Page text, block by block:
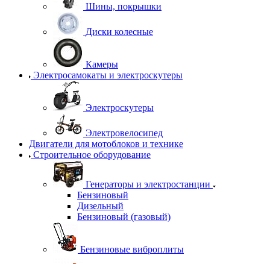
Шины, покрышки
Диски колесные
Камеры
Электросамокаты и электроскутеры
Электроскутеры
Электровелосипед
Двигатели для мотоблоков и технике
Строительное оборудование
Генераторы и электростанции
Бензиновый
Дизельный
Бензиновый (газовый)
Бензиновые виброплиты